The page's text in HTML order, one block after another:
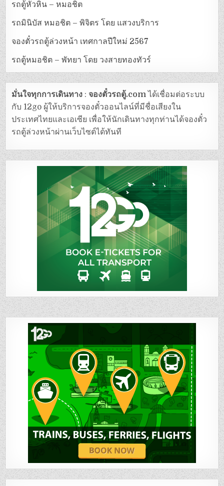
รถตู้หัวหิน – หมอชิต
รถมินิบัส หมอชิต – พิจิตร โดย แสวงบริการ
จองตั๋วรถตู้ล่วงหน้า เทศกาลปีใหม่ 2567
รถตู้หมอชิต – พัทยา โดย วงสายทองทัวร์
มั่นใจทุกการเดินทาง :จองตั๋วรถตู้.comได้เชื่อมต่อระบบ
กับ 12go ผู้ให้บริการจองตั๋วออนไลน์ที่มีชื่อเสียงใน
ประเทศไทยและเอเซีย เพื่อให้นักเดินทางทุกท่านได้จองตั๋ว
รถตู้ล่วงหน้าผ่านเว็บไซต์ได้ทันที